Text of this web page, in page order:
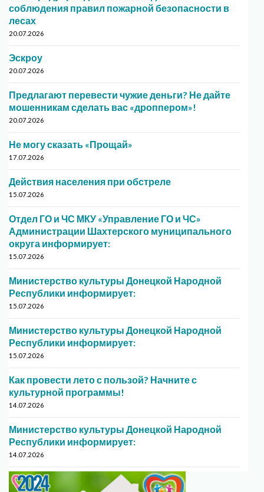
соблюдения правил пожарной безопасности в
лесах
20.07.2026
Эскроу
20.07.2026
Предлагают перевести чужие деньги? Не дайте
мошенникам сделать вас «дроппером»!
20.07.2026
Не могу сказать «Прощай»
17.07.2026
Действия населения при обстреле
15.07.2026
Отдел ГО и ЧС МКУ «Управление ГО и ЧС»
Администрации Шахтерского муниципального
округа информирует:
15.07.2026
Министерство культуры Донецкой Народной
Республики информирует:
15.07.2026
Министерство культуры Донецкой Народной
Республики информирует:
15.07.2026
Как провести лето с пользой? Начните с
культурной программы!
14.07.2026
Министерство культуры Донецкой Народной
Республики информирует:
14.07.2026